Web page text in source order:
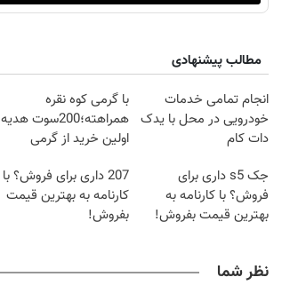
مطالب پیشنهادی
انجام تمامی خدمات
خودرویی در محل با یدک
دات کام
با گرمی کوه نقره
همراهته؛200سوت هدیه
اولین خرید از گرمی
جک s5 داری برای
فروش؟ با کارنامه به
بهترین قیمت بفروش!
207 داری برای فروش؟ با
کارنامه به بهترین قیمت
بفروش!
نظر شما